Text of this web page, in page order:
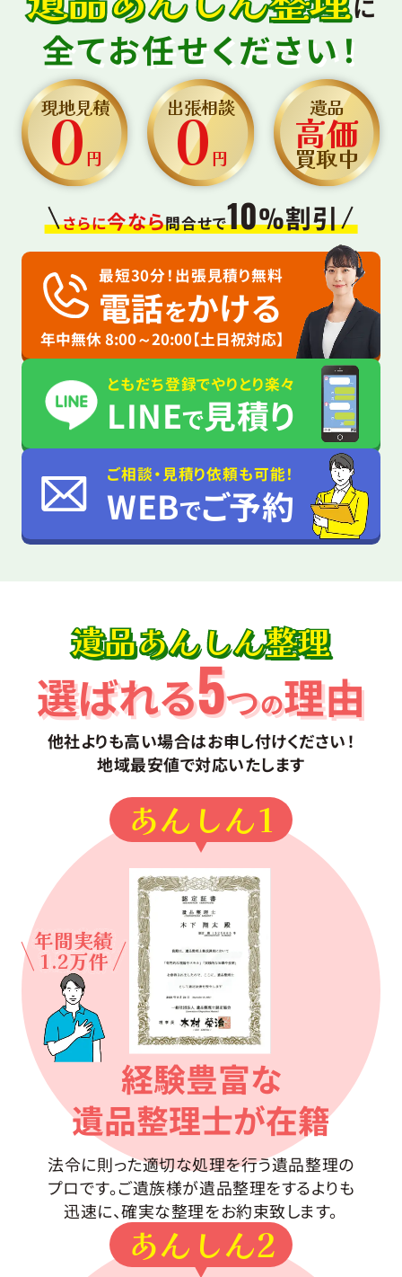
に
全てお任せください！
現地見積
0円
出張相談
0円
遺品
高価
買取中
さらに今なら問合せで10%割引
最短30分！出張見積り無料
電話をかける
年中無休 8:00～20:00【土日祝対応】
ともだち登録でやりとり楽々
LINEで見積り
ご相談・見積り依頼も可能！
WEBでご予約
遺品あんしん整理
選ばれる5つの理由
他社よりも高い場合はお申し付けください！
地域最安値で対応いたします
あんしん1
経験豊富な
遺品整理士が在籍
法令に則った適切な処理を行う遺品整理の
プロです。ご遺族様が遺品整理をするよりも
迅速に、確実な整理をお約束致します。
年間実績
1.2万件
あんしん2